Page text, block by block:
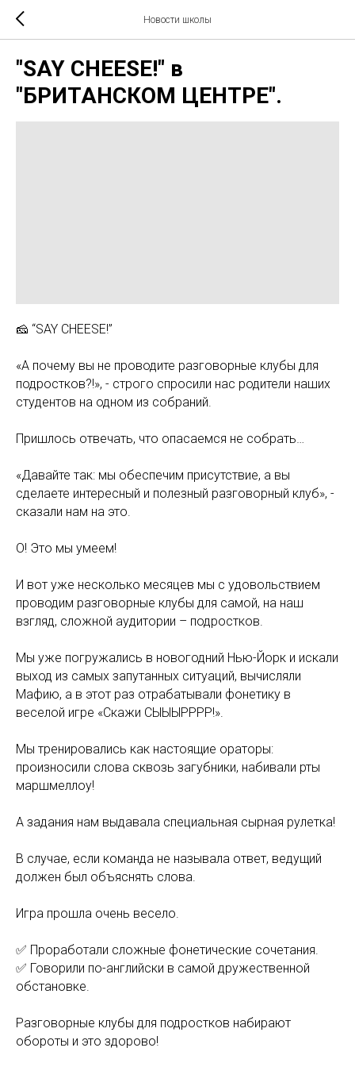
Новости школы
"SAY CHEESE!" в
"БРИТАНСКОМ ЦЕНТРЕ".
🧀 “SAY CHEESE!”
«А почему вы не проводите разговорные клубы для
подростков?!», - строго спросили нас родители наших
студентов на одном из собраний.
Пришлось отвечать, что опасаемся не собрать…
«Давайте так: мы обеспечим присутствие, а вы
сделаете интересный и полезный разговорный клуб», -
сказали нам на это.
О! Это мы умеем!
И вот уже несколько месяцев мы с удовольствием
проводим разговорные клубы для самой, на наш
взгляд, сложной аудитории – подростков.
Мы уже погружались в новогодний Нью-Йорк и искали
выход из самых запутанных ситуаций, вычисляли
Мафию, а в этот раз отрабатывали фонетику в
веселой игре «Скажи СЫЫЫРРРР!».
Мы тренировались как настоящие ораторы:
произносили слова сквозь загубники, набивали рты
маршмеллоу!
А задания нам выдавала специальная сырная рулетка!
В случае, если команда не называла ответ, ведущий
должен был объяснять слова.
Игра прошла очень весело.
✅ Проработали сложные фонетические сочетания.
✅ Говорили по-английски в самой дружественной
обстановке.
Разговорные клубы для подростков набирают
обороты и это здорово!